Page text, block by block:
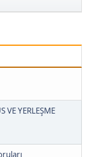
VE YERLEŞME